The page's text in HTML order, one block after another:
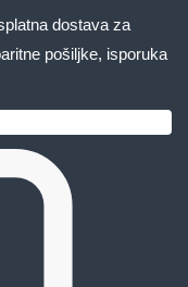
dostava za
pošiljke, isporuka